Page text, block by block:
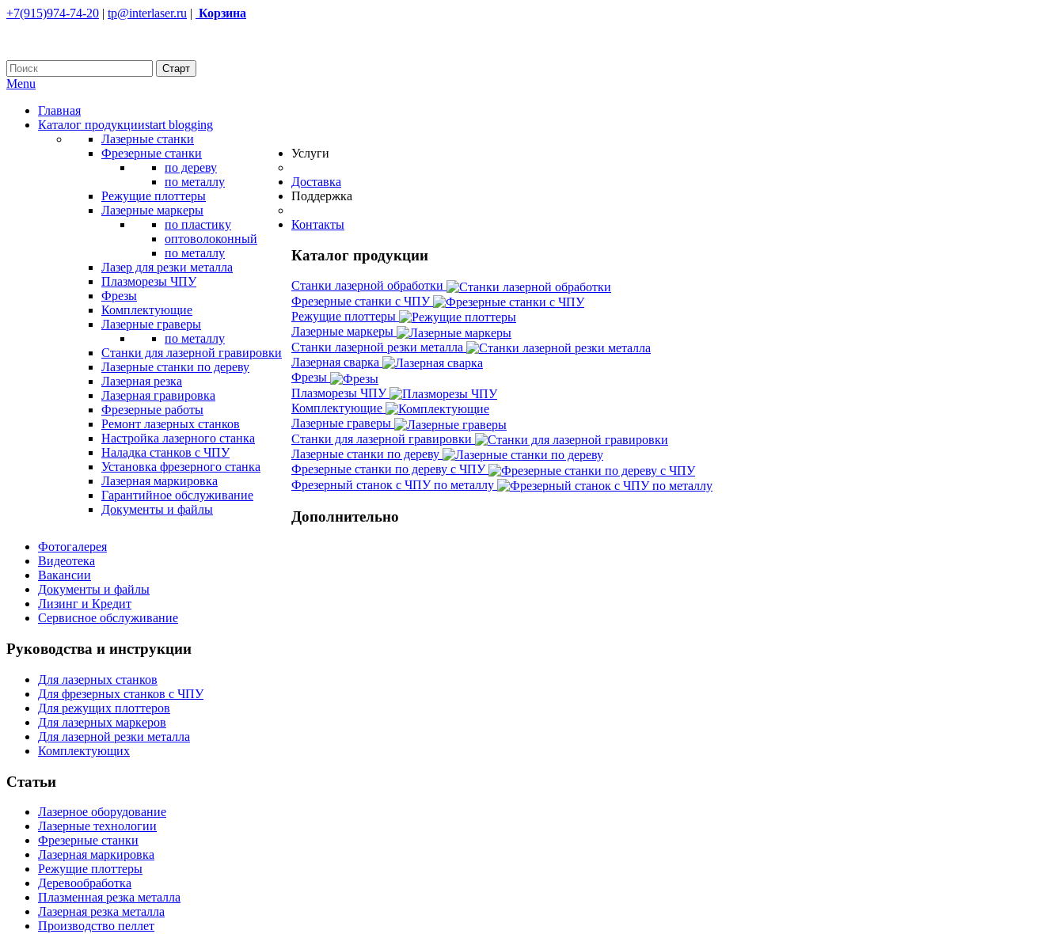
+7(915)974-74-20 | tp@interlaser.ru | Корзина
Menu
Главная
Каталог продукцииstart blogging
Лазерные станки
Фрезерные станки
по дереву
по металлу
Режущие плоттеры
Лазерные маркеры
по пластику
оптоволоконный
по металлу
Лазер для резки металла
Плазморезы ЧПУ
Фрезы
Комплектующие
Лазерные граверы
по металлу
Станки для лазерной гравировки
Лазерные станки по дереву
Услуги
Лазерная резка
Лазерная гравировка
Фрезерные работы
Ремонт лазерных станков
Настройка лазерного станка
Наладка станков с ЧПУ
Установка фрезерного станка
Лазерная маркировка
Доставка
Поддержка
Гарантийное обслуживание
Документы и файлы
Контакты
Каталог продукции
Станки лазерной обработки
Фрезерные станки с ЧПУ
Режущие плоттеры
Лазерные маркеры
Станки лазерной резки металла
Лазерная сварка
Фрезы
Плазморезы ЧПУ
Комплектующие
Лазерные граверы
Станки для лазерной гравировки
Лазерные станки по дереву
Фрезерные станки по дереву с ЧПУ
Фрезерный станок с ЧПУ по металлу
Дополнительно
Фотогалерея
Видеотека
Вакансии
Документы и файлы
Лизинг и Кредит
Сервисное обслуживание
Руководства и инструкции
Для лазерных станков
Для фрезерных станков с ЧПУ
Для режущих плоттеров
Для лазерных маркеров
Для лазерной резки металла
Комплектующих
Статьи
Лазерное оборудование
Лазерные технологии
Фрезерные станки
Лазерная маркировка
Режущие плоттеры
Деревообработка
Плазменная резка металла
Лазерная резка металла
Производство пеллет